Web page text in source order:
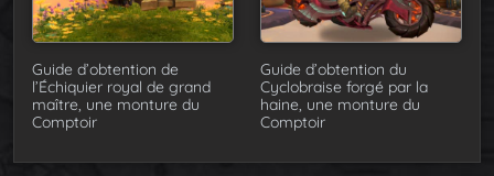
Guide d’obtention de
l’Échiquier royal de grand
maître, une monture du
Comptoir
Guide d’obtention du
Cyclobraise forgé par la
haine, une monture du
Comptoir